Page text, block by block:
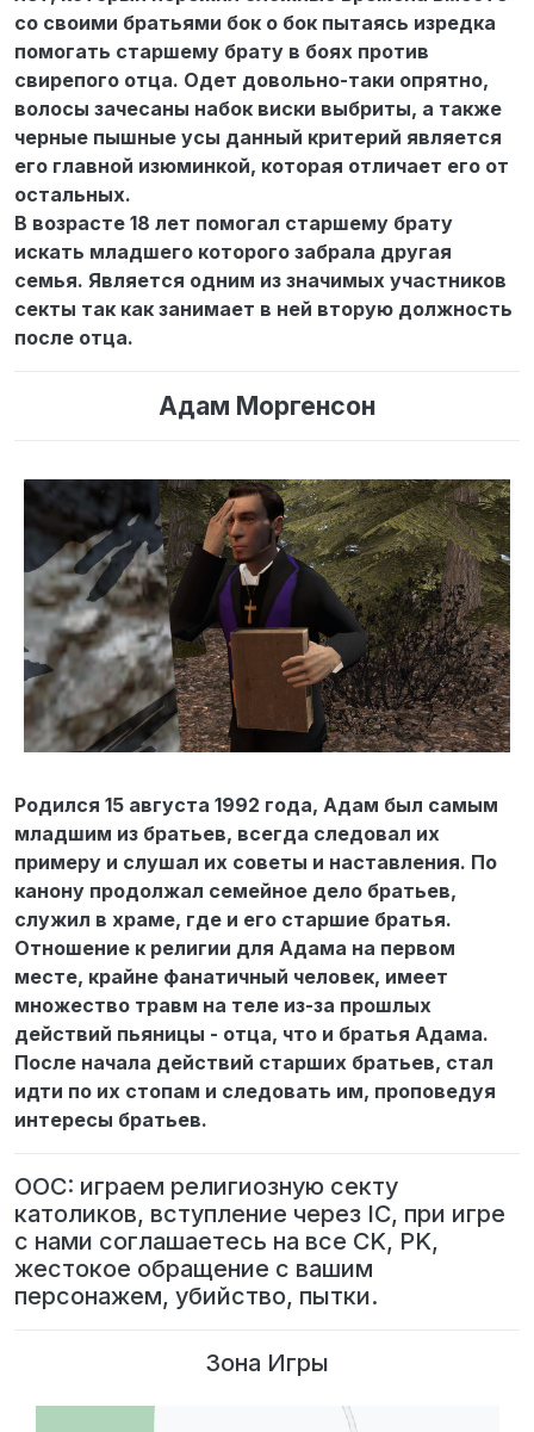
со своими братьями бок о бок пытаясь изредка
помогать старшему брату в боях против
свирепого отца. Одет довольно-таки опрятно,
волосы зачесаны набок виски выбриты, а также
черные пышные усы данный критерий является
его главной изюминкой, которая отличает его от
остальных.
В возрасте 18 лет помогал старшему брату
искать младшего которого забрала другая
семья. Является одним из значимых участников
секты так как занимает в ней вторую должность
после отца.
Адам Моргенсон
Родился 15 августа 1992 года, Адам был самым
младшим из братьев, всегда следовал их
примеру и слушал их советы и наставления. По
канону продолжал семейное дело братьев,
служил в храме, где и его старшие братья.
Отношение к религии для Адама на первом
месте, крайне фанатичный человек, имеет
множество травм на теле из-за прошлых
действий пьяницы - отца, что и братья Адама.
После начала действий старших братьев, стал
идти по их стопам и следовать им, проповедуя
интересы братьев.
OOC: играем религиозную секту
католиков, вступление через IC, при игре
с нами соглашаетесь на все CK, PK,
жестокое обращение с вашим
персонажем, убийство, пытки.
Зона Игры